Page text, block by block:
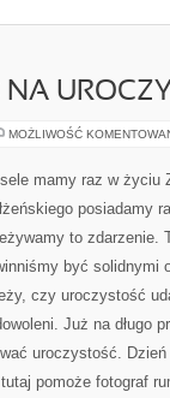
MOŻLIWOŚĆ
mamy raz w życiu
posiadamy
to zdarzenie.
być solidnymi
czy uroczystość
Już na długo
uroczystość.
pomoże fotograf